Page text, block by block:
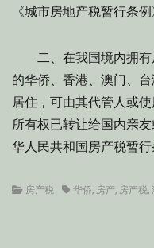
《城市房地产税暂行条
二、在我国境内拥有
的华侨、香港、澳门、
居住，可由其代管人或
所有权已转让给国内亲
华人民共和国房产税暂行
Categories
房产税 Tags华侨, 房产, 房产税,